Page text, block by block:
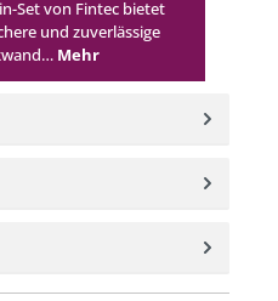
Set von Fintec bietet
und zuverlässige
Mehr